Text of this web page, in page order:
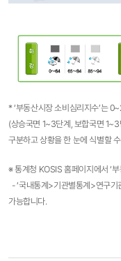
* ‘부동산시장 소비심리지수’는
(상승국면 1~3단계, 보합국면
구분하고 상황을 한 눈에 식별할
※ 통계청 KOSIS 홈페이지에서 ‘
- ‘국내통계>기관별통계>연구
가능합니다.